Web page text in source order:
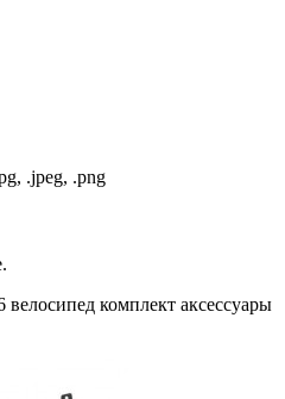
.jpeg, .png
велосипед комплект аксессуары